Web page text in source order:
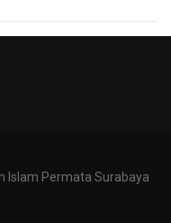
Islam Permata Surabaya